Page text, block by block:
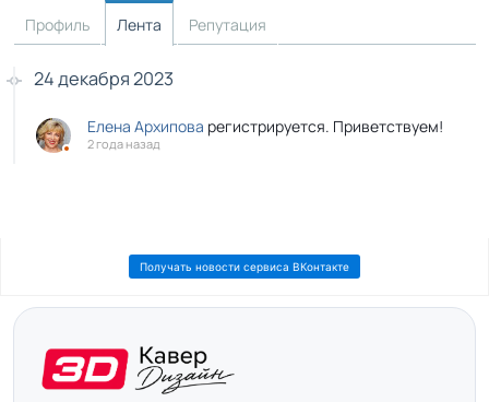
Профиль Лента Репутация
24 декабря 2023
Елена Архипова регистрируется. Приветствуем!
2 года назад
Получать новости сервиса ВКонтакте